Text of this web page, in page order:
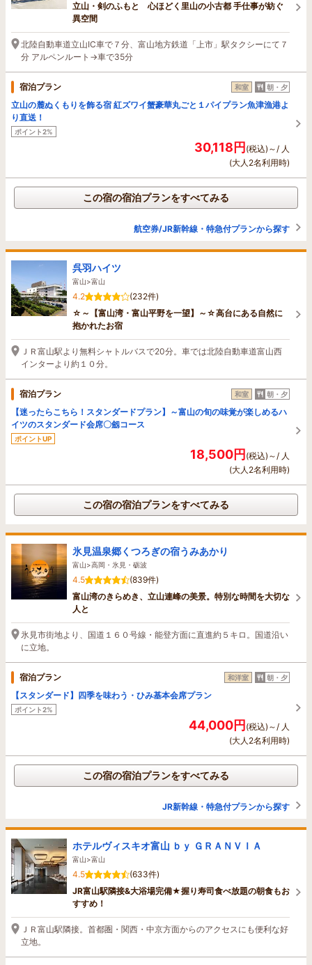
立山・剣のふもと 心ほどく里山の小古都 手仕事が紡ぐ
異空間
北陸自動車道立山IC車で７分、富山地方鉄道「上市」駅タクシーにて７
分 アルペンルート→車で35分
宿泊プラン 和室 朝・夕
立山の麓ぬくもりを飾る宿 紅ズワイ蟹豪華丸ごと１パイプラン魚津漁港よ
り直送！
ポイント2%
30,118円(税込)～/ 人
(大人2名利用時)
この宿の宿泊プランをすべてみる
航空券/JR新幹線・特急付プランから探す
呉羽ハイツ
富山>富山
4.2
(232件)
☆～【富山湾・富山平野を一望】～☆高台にある自然に
抱かれたお宿
ＪＲ富山駅より無料シャトルバスで20分。車では北陸自動車道富山西
インターより約１０分。
宿泊プラン 和室 朝・夕
【迷ったらこちら！スタンダードプラン】～富山の旬の味覚が楽しめるハ
イツのスタンダード会席〇劔コース
ポイントUP
18,500円(税込)～/ 人
(大人2名利用時)
この宿の宿泊プランをすべてみる
氷見温泉郷くつろぎの宿うみあかり
富山>高岡・氷見・砺波
4.5
(839件)
富山湾のきらめき、立山連峰の美景。特別な時間を大切な
人と
氷見市街地より、国道１６０号線・能登方面に直進約５キロ。国道沿い
に立地。
宿泊プラン 和洋室 朝・夕
【スタンダード】四季を味わう・ひみ基本会席プラン
ポイント2%
44,000円(税込)～/ 人
(大人2名利用時)
この宿の宿泊プランをすべてみる
JR新幹線・特急付プランから探す
ホテルヴィスキオ富山 ｂｙ ＧＲＡＮＶＩＡ
富山>富山
4.5
(633件)
JR富山駅隣接&大浴場完備★握り寿司食べ放題の朝食もお
すすめ！
ＪＲ富山駅隣接。首都圏・関西・中京方面からのアクセスにも便利な好
立地。